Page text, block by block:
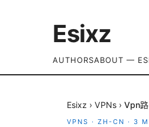
Esixz
AUTHORSABOUT —
Esixz › VPNs › Vpn
VPNS · ZH-CN · 3